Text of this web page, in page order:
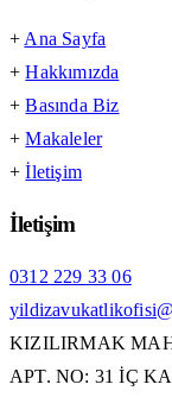
+ Ana Sayfa
+Hakkımızda
+Basında Biz
+Makaleler
+İletişim
İletişim
0312 229 33 06
KIZILIRMAK
APT. NO: 31 İÇ